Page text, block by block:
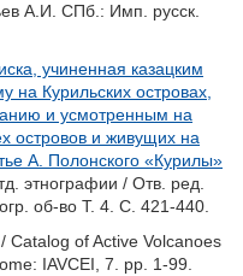
А.И. СПб.: Имп. русск.
учиненная казацким
Курильских островах,
и усмотренным на
островов и живущих на
А. Полонского «Курилы»
этнографии / Отв. ред.
об-во Т. 4. С. 421-440.
/ Catalog of Active Volcanoes
IAVCEI, 7. pp. 1-99.